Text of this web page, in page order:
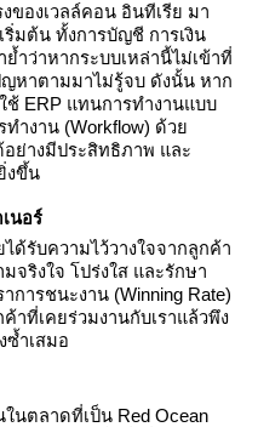
ของเวลล์คอน อินทีเรีย มา
มต้น ทั้งการบัญชี การเงิน
ว่าหากระบบเหล่านี้ไม่เข้าที่
หาตามมาไม่รู้จบ ดังนั้น หาก
ช้ ERP แทนการทำงานแบบ
ำงาน (Workflow) ด้วย
ย่างมีประสิทธิภาพ และ
งขึ้น
นอร์
ด้รับความไว้วางใจจากลูกค้า
จริงใจ โปร่งใส และรักษา
ารชนะงาน (Winning Rate)
าที่เคยร่วมงานกับเราแล้วพึง
ซ้ำเสมอ
นตลาดที่เป็น Red Ocean